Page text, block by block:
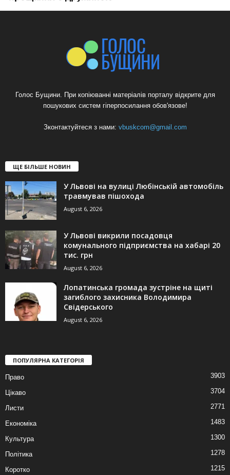
Голос Бущини. При копіюванні матеріалів порталу відкрите для
пошукових систем гіперпосилання обов'язове!
Зконтактуйтеся з нами: vbuskcom@gmail.com
ЩЕ БІЛЬШЕ НОВИН
У Львові на вулиці Любінській автомобіль
травмував пішохода
August 6, 2026
У Львові викрили посадовця
комунального підприємства на хабарі 20
тис. грн
August 6, 2026
Лопатинська громада зустріне на щиті
загиблого захисника Володимира
Свідерського
August 6, 2026
ПОПУЛЯРНА КАТЕГОРІЯ
Право 3903
Цікаво 3704
Листи 2771
Економіка 1483
Культура 1300
Політика 1278
Коротко 1215